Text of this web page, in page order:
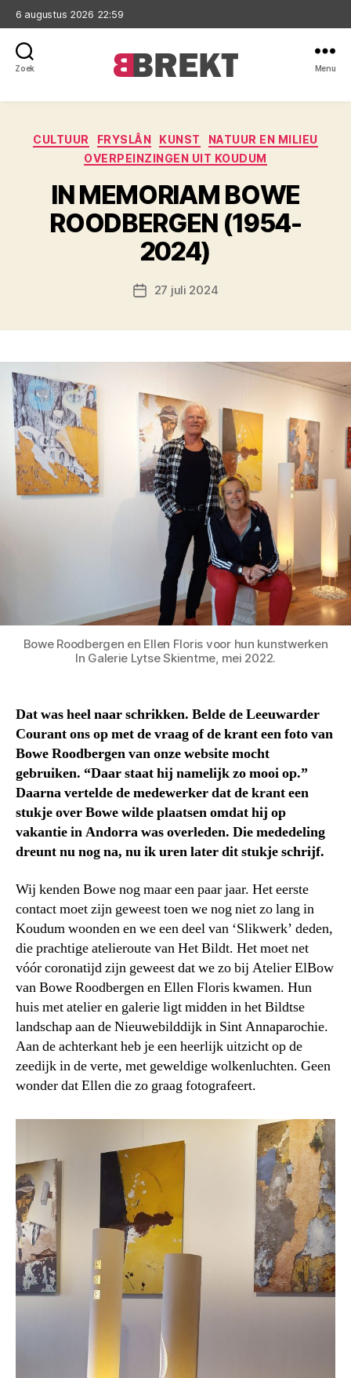
6 augustus 2026 22:59
Zoek Menu
Categorieën
CULTUUR FRYSLÂN KUNST
NATUUR EN MILIEU
OVERPEINZINGEN UIT KOUDUM
IN MEMORIAM BOWE
ROODBERGEN (1954-
2024)
Berichtdatum
27 juli 2024
Bowe Roodbergen en Ellen Floris voor hun kunstwerken
In Galerie Lytse Skientme, mei 2022.
Dat was heel naar schrikken. Belde de Leeuwarder
Courant ons op met de vraag of de krant een foto van
Bowe Roodbergen van onze website mocht
gebruiken. “Daar staat hij namelijk zo mooi op.”
Daarna vertelde de medewerker dat de krant een
stukje over Bowe wilde plaatsen omdat hij op
vakantie in Andorra was overleden. Die mededeling
dreunt nu nog na, nu ik uren later dit stukje schrijf.
Wij kenden Bowe nog maar een paar jaar. Het eerste
contact moet zijn geweest toen we nog niet zo lang in
Koudum woonden en we een deel van ‘Slikwerk’ deden,
die prachtige atelieroute van Het Bildt. Het moet net
vóór coronatijd zijn geweest dat we zo bij Atelier ElBow
van Bowe Roodbergen en Ellen Floris kwamen. Hun
huis met atelier en galerie ligt midden in het Bildtse
landschap aan de Nieuwebilddijk in Sint Annaparochie.
Aan de achterkant heb je een heerlijk uitzicht op de
zeedijk in de verte, met geweldige wolkenluchten. Geen
wonder dat Ellen die zo graag fotografeert.